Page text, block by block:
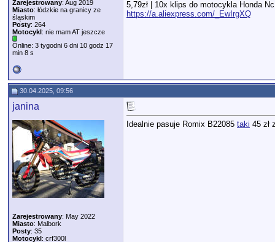
Zarejestrowany: Aug 2019
Miasto: łódzkie na granicy ze
śląskim
Posty: 264
Motocykl: nie mam AT jeszcze
Online: 3 tygodni 6 dni 10 godz 17
min 8 s
5,79zł | 10x klips do motocykla Honda
https://a.aliexpress.com/_EwIrgXQ
30.04.2025, 09:56
janina
Zarejestrowany: May 2022
Miasto: Malbork
Posty: 35
Motocykl: crf300l
Idealnie pasuje Romix B22085 taki 45 zł